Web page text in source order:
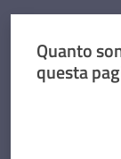
Quanto
questa